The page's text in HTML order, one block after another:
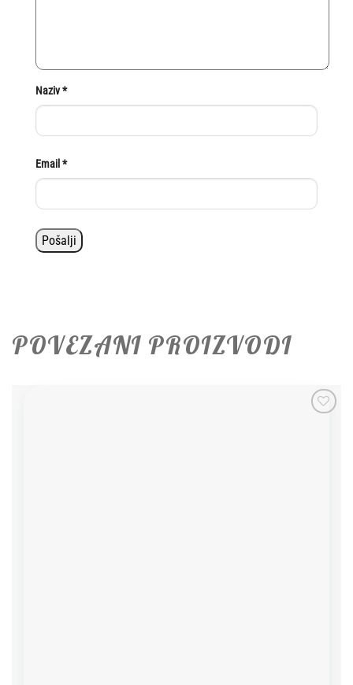
Naziv*
Email *
POVEZANI PROIZVODI